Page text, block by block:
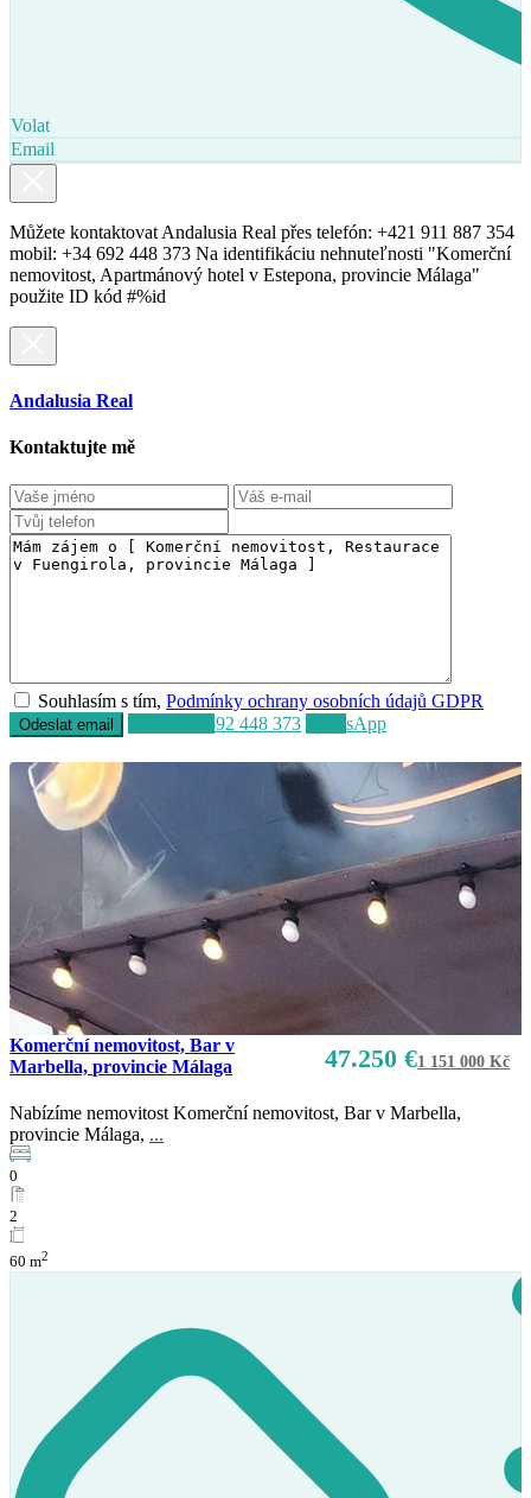
Prodej
K dispozici
Volat
Email
Můžete kontaktovat Andalusia Real přes telefón: +421 911 887 354
mobil: +34 692 448 373 Na identifikáciu nehnuteľnosti "Komerční
nemovitost, Apartmánový hotel v Estepona, provincie Málaga"
použite ID kód #%id
Andalusia Real
Kontaktujte mě
Souhlasím s tím,Podmínky ochrany osobních údajů GDPR
+34 692 448 373 WhatsApp
47.250 €1 151 000 Kč
Komerční nemovitost, Bar v
Marbella, provincie Málaga
Nabízíme nemovitost Komerční nemovitost, Bar v Marbella,
provincie Málaga, ...
0
2
60 m2